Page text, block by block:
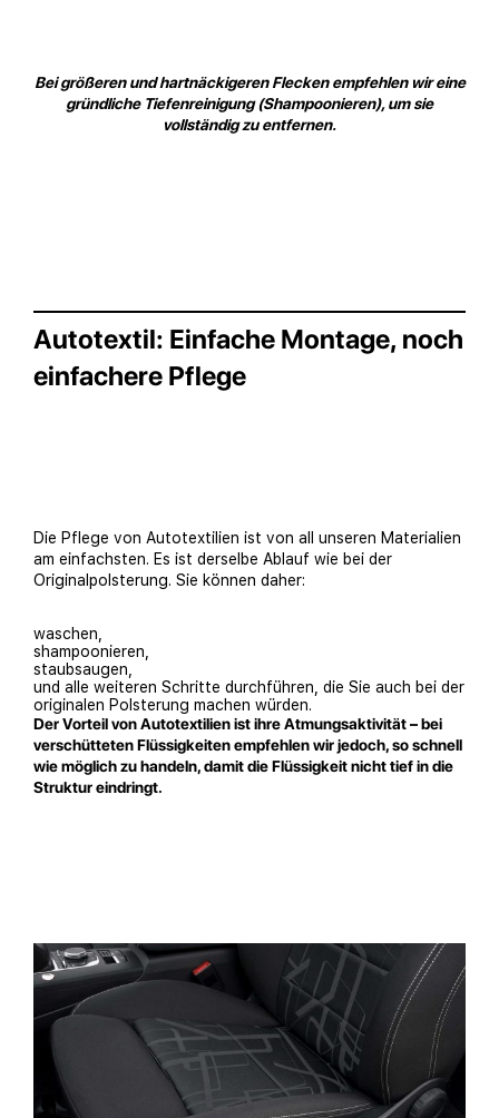
Bei größeren und hartnäckigeren Flecken empfehlen wir eine
gründliche Tiefenreinigung (Shampoonieren), um sie
vollständig zu entfernen.
Autotextil: Einfache Montage, noch
einfachere Pflege
Die Pflege von Autotextilien ist von all unseren Materialien
am einfachsten. Es ist derselbe Ablauf wie bei der
Originalpolsterung. Sie können daher:
waschen,
shampoonieren,
staubsaugen,
und alle weiteren Schritte durchführen, die Sie auch bei der
originalen Polsterung machen würden.
Der Vorteil von Autotextilien ist ihre Atmungsaktivität – bei
verschütteten Flüssigkeiten empfehlen wir jedoch, so schnell
wie möglich zu handeln, damit die Flüssigkeit nicht tief in die
Struktur eindringt.